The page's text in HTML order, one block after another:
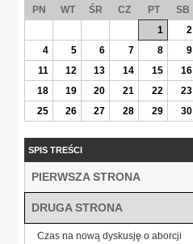
PN WT ŚR CZ PT SB
1
2
4
5 6 7 8 9
11
12 13 14 15 16
18
19 20 21 22 23
25
26 27 28 29 30
SPIS TREŚCI
PIERWSZA STRONA
DRUGA STRONA
Czas na nową dyskusję o aborcji